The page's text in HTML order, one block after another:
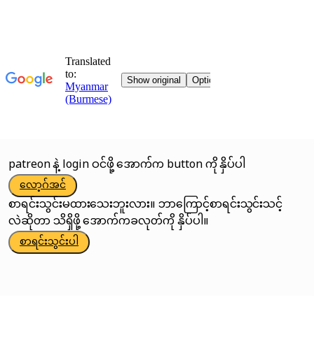
patreon နဲ့ login ဝင်ဖို့ အောက်က button ကို နှိပ်ပါ
လော့ဂ်အင်
စာရင်းသွင်းမထားသေးဘူးလား။ ဘာကြောင့်စာရင်းသွင်းသင့်
လဲဆိုတာ သိရှိဖို့ အောက်ကခလုတ်ကို နှိပ်ပါ။
စာရင်းသွင်းပါ